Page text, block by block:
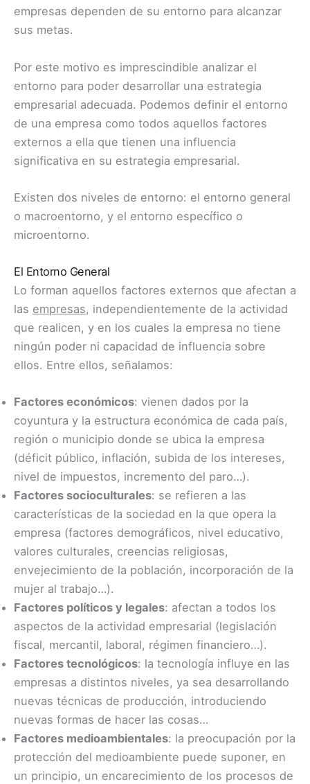
empresas dependen de su entorno para alcanzar
sus metas.
Por este motivo es imprescindible analizar el
entorno para poder desarrollar una estrategia
empresarial adecuada. Podemos definir el entorno
de una empresa como todos aquellos factores
externos a ella que tienen una influencia
significativa en su estrategia empresarial.
Existen dos niveles de entorno: el entorno general
o macroentorno, y el entorno específico o
microentorno.
El Entorno General
Lo forman aquellos factores externos que afectan a
las empresas, independientemente de la actividad
que realicen, y en los cuales la empresa no tiene
ningún poder ni capacidad de influencia sobre
ellos. Entre ellos, señalamos:
Factores económicos: vienen dados por la
coyuntura y la estructura económica de cada país,
región o municipio donde se ubica la empresa
(déficit público, inflación, subida de los intereses,
nivel de impuestos, incremento del paro…).
Factores socioculturales: se refieren a las
características de la sociedad en la que opera la
empresa (factores demográficos, nivel educativo,
valores culturales, creencias religiosas,
envejecimiento de la población, incorporación de la
mujer al trabajo…).
Factores políticos y legales: afectan a todos los
aspectos de la actividad empresarial (legislación
fiscal, mercantil, laboral, régimen financiero…).
Factores tecnológicos: la tecnología influye en las
empresas a distintos niveles, ya sea desarrollando
nuevas técnicas de producción, introduciendo
nuevas formas de hacer las cosas…
Factores medioambientales: la preocupación por la
protección del medioambiente puede suponer, en
un principio, un encarecimiento de los procesos de